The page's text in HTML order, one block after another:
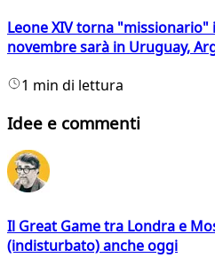
Leone XIV torna "missionario"
novembre sarà in Uruguay,
1 min di lettura
Idee e commenti
Il Great Game tra Londra e
(indisturbato) anche oggi